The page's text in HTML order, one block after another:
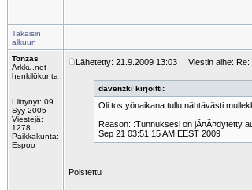
Takaisin
alkuun
Tonzas
Arkku.net
henkilökunta
Liittynyt: 09
Syy 2005
Viestejä:
1278
Paikkakunta:
Espoo
Lähetetty: 21.9.2009 13:03 Viestin aihe: Re:
davenzki kirjoitti:
Oli tos yönaikana tullu nähtävästi
Reason: :Tunnuksesi on jÃ¤Ã¤dytetty
Sep 21 03:51:15 AM EEST 2009
Poistettu